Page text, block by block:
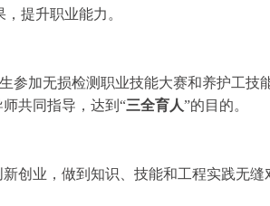
提升职业能力。
参加无损检测职业技能大赛和养护工技
共同指导，达到 “三全育人”的目的。
创业，做到知识、技能和工程实践无缝